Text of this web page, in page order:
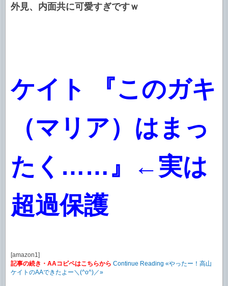
外見、内面共に可愛すぎですｗ
ケイト 『このガキ
（マリア）はまっ
たく……』←実は
超過保護
[amazon1]
記事の続き・AAコピペはこちらから Continue Reading «やったー！高山
ケイトのAAできたよー＼(^o^)／»